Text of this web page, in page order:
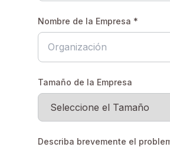
Nombre de la Empresa *
Tamaño de la Empresa
Describa brevemente el